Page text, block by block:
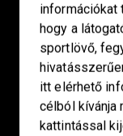
08000-821/1850-
Haditechnikai
3HETE2601993
LINKEK
információkat
hogy a
sportlövő,
itt elérhető
célból kívánja
kattintással